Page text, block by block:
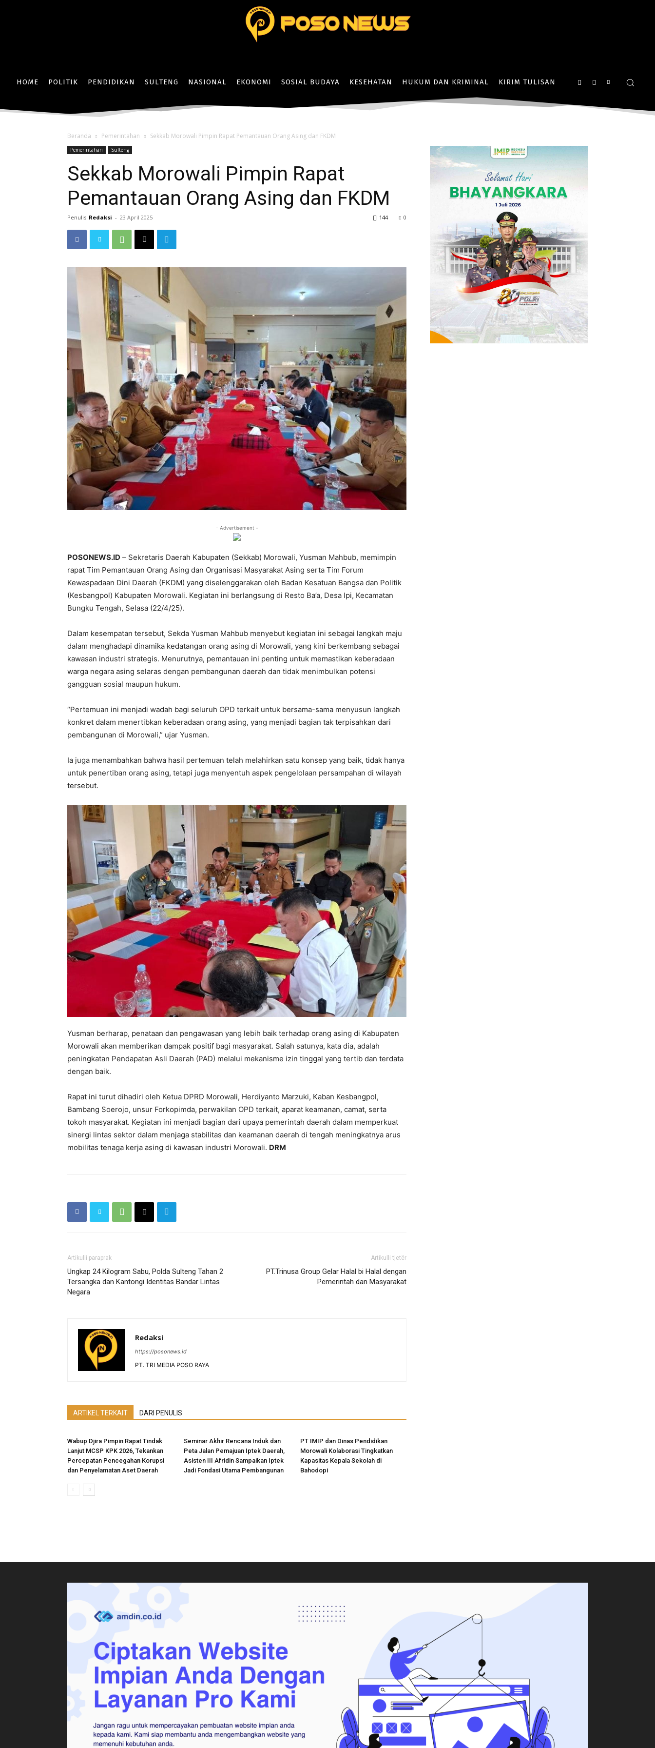
HOME POLITIK PENDIDIKAN SULTENG NASIONAL EKONOMI SOSIAL BUDAYA KESEHATAN HUKUM DAN KRIMINAL KIRIM TULISAN
Beranda Pemerintahan Sekkab Morowali Pimpin Rapat Pemantauan Orang Asing dan FKDM
Pemerintahan Sulteng
Sekkab Morowali Pimpin Rapat
Pemantauan Orang Asing dan FKDM
Penulis Redaksi - 23 April 2025 0
144
- Advertisement -
POSONEWS.ID – Sekretaris Daerah Kabupaten (Sekkab) Morowali, Yusman Mahbub, memimpin
rapat Tim Pemantauan Orang Asing dan Organisasi Masyarakat Asing serta Tim Forum
Kewaspadaan Dini Daerah (FKDM) yang diselenggarakan oleh Badan Kesatuan Bangsa dan Politik
(Kesbangpol) Kabupaten Morowali. Kegiatan ini berlangsung di Resto Ba’a, Desa Ipi, Kecamatan
Bungku Tengah, Selasa (22/4/25).
Dalam kesempatan tersebut, Sekda Yusman Mahbub menyebut kegiatan ini sebagai langkah maju
dalam menghadapi dinamika kedatangan orang asing di Morowali, yang kini berkembang sebagai
kawasan industri strategis. Menurutnya, pemantauan ini penting untuk memastikan keberadaan
warga negara asing selaras dengan pembangunan daerah dan tidak menimbulkan potensi
gangguan sosial maupun hukum.
“Pertemuan ini menjadi wadah bagi seluruh OPD terkait untuk bersama-sama menyusun langkah
konkret dalam menertibkan keberadaan orang asing, yang menjadi bagian tak terpisahkan dari
pembangunan di Morowali,” ujar Yusman.
Ia juga menambahkan bahwa hasil pertemuan telah melahirkan satu konsep yang baik, tidak hanya
untuk penertiban orang asing, tetapi juga menyentuh aspek pengelolaan persampahan di wilayah
tersebut.
Yusman berharap, penataan dan pengawasan yang lebih baik terhadap orang asing di Kabupaten
Morowali akan memberikan dampak positif bagi masyarakat. Salah satunya, kata dia, adalah
peningkatan Pendapatan Asli Daerah (PAD) melalui mekanisme izin tinggal yang tertib dan terdata
dengan baik.
Rapat ini turut dihadiri oleh Ketua DPRD Morowali, Herdiyanto Marzuki, Kaban Kesbangpol,
Bambang Soerojo, unsur Forkopimda, perwakilan OPD terkait, aparat keamanan, camat, serta
tokoh masyarakat. Kegiatan ini menjadi bagian dari upaya pemerintah daerah dalam memperkuat
sinergi lintas sektor dalam menjaga stabilitas dan keamanan daerah di tengah meningkatnya arus
mobilitas tenaga kerja asing di kawasan industri Morowali. DRM
Artikulli paraprak
Ungkap 24 Kilogram Sabu, Polda Sulteng Tahan 2
Tersangka dan Kantongi Identitas Bandar Lintas
Negara
Artikulli tjetër
PT.Trinusa Group Gelar Halal bi Halal dengan
Pemerintah dan Masyarakat
Redaksi
https://posonews.id
PT. TRI MEDIA POSO RAYA
ARTIKEL TERKAIT DARI PENULIS
Wabup Djira Pimpin Rapat Tindak
Lanjut MCSP KPK 2026, Tekankan
Percepatan Pencegahan Korupsi
dan Penyelamatan Aset Daerah
Seminar Akhir Rencana Induk dan
Peta Jalan Pemajuan Iptek Daerah,
Asisten III Afridin Sampaikan Iptek
Jadi Fondasi Utama Pembangunan
PT IMIP dan Dinas Pendidikan
Morowali Kolaborasi Tingkatkan
Kapasitas Kepala Sekolah di
Bahodopi